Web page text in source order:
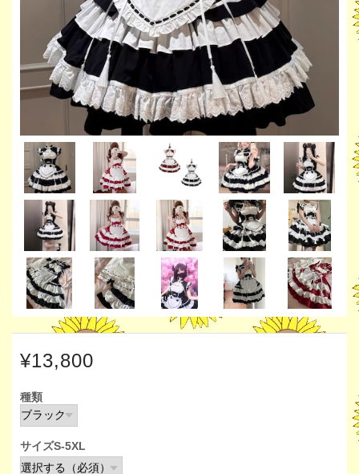
¥13,800
種類
サイズS-5XL